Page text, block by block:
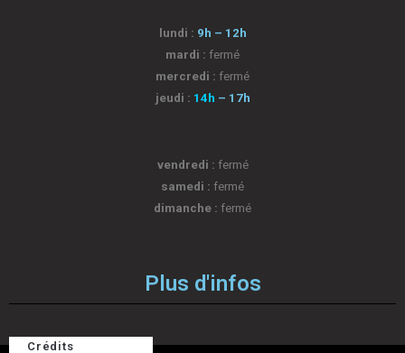
lundi : 9h – 12h
mardi : fermé
mercredi : fermé
jeudi : 14h – 17h
vendredi : fermé
samedi : fermé
dimanche : fermé
Plus d'infos
Crédits